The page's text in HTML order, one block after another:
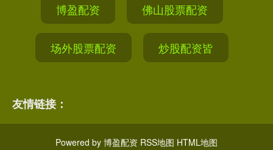
博盈配资 佛山股票配资
场外股票配资 炒股配资皆
友情链接：
Powered by 博盈配资 RSS地图 HTML地图